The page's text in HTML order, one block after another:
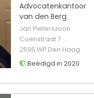
Advocatenkantoor
van den Berg
Jan Pieterszoon
Coenstraat 7
2595 WP Den Haag
Beëdigd in 2020